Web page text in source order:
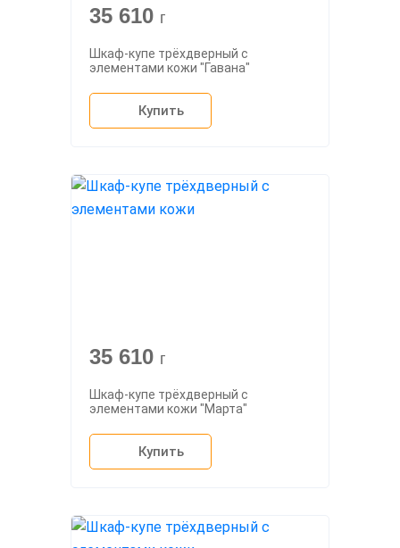
35 610 г
Шкаф-купе трёхдверный с
элементами кожи "Гавана"
Купить
35 610 г
Шкаф-купе трёхдверный с
элементами кожи "Марта"
Купить